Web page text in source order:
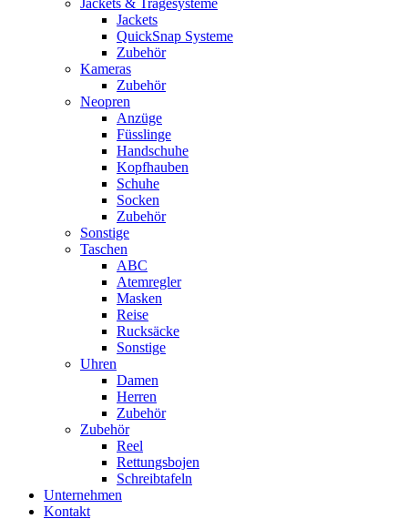
Jackets & Tragesysteme
Jackets
QuickSnap Systeme
Zubehör
Kameras
Zubehör
Neopren
Anzüge
Füsslinge
Handschuhe
Kopfhauben
Schuhe
Socken
Zubehör
Sonstige
Taschen
ABC
Atemregler
Masken
Reise
Rucksäcke
Sonstige
Uhren
Damen
Herren
Zubehör
Zubehör
Reel
Rettungsbojen
Schreibtafeln
Unternehmen
Kontakt